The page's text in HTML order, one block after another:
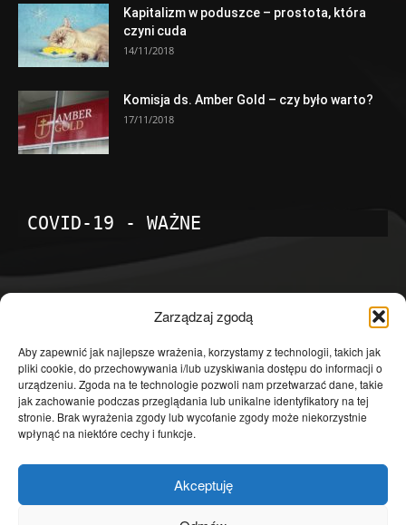
Zarządzaj zgodą
Aby zapewnić jak najlepsze wrażenia, korzystamy z technologii, takich jak
pliki cookie, do przechowywania i/lub uzyskiwania dostępu do informacji o
urządzeniu. Zgoda na te technologie pozwoli nam przetwarzać dane, takie
jak zachowanie podczas przeglądania lub unikalne identyfikatory na tej
stronie. Brak wyrażenia zgody lub wycofanie zgody może niekorzystnie
wpłynąć na niektóre cechy i funkcje.
Akceptuję
Kapitalizm w poduszce – prostota, która
czyni cuda
14/11/2018
Komisja ds. Amber Gold – czy było warto?
17/11/2018
COVID-19 - WAŻNE
Temat dnia
4601
Publicystyka
4363
Polityka
3639
Polska
Społeczeństwo
2823